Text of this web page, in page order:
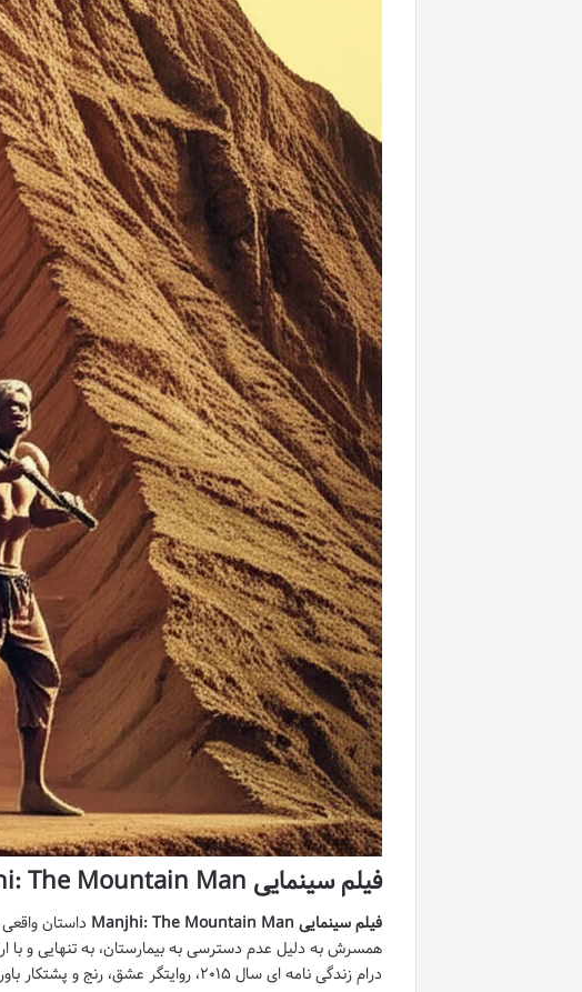
فیلم سینمایی Manjhi: The Mountain Man
فیلم سینمایی Manjhi: The Mountain Man
داستان
همسرش به دلیل عدم دسترسی به بیمارستان، به تنهایی و با
درام زندگی نامه ای سال ۲۰۱۵، روایتگر عشق، رنج و پشتکار باورنکردنی یک انسان است.